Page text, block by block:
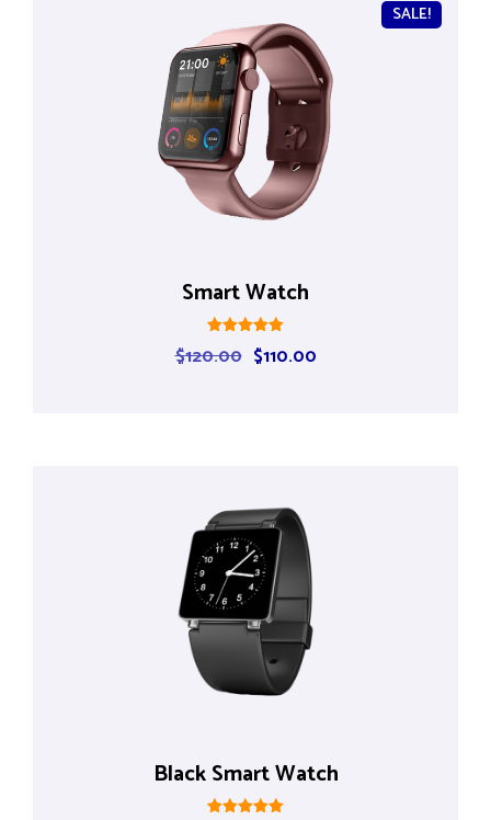
SALE!
Smart Watch
Rated
5.00
$120.00 $110.00
Black Smart Watch